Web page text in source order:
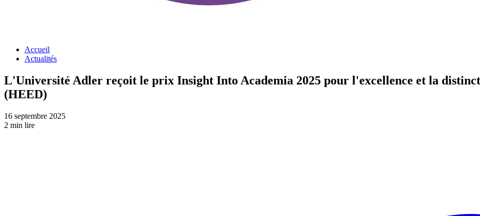
Accueil
Actualités
L'Université Adler reçoit le prix Insight Into Academia 2025 pour l'excellence et la
(HEED)
16 septembre 2025
2 min lire